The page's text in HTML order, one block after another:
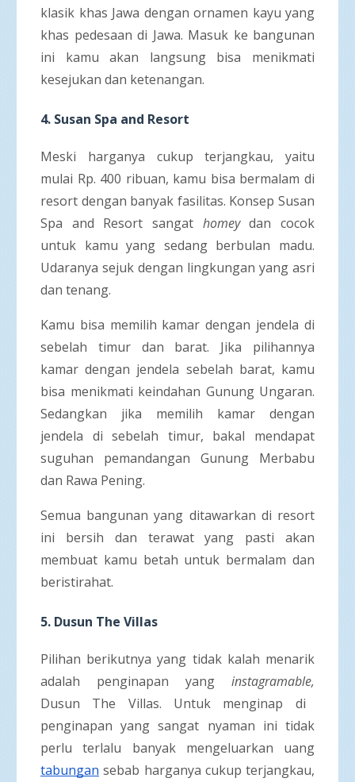
klasik khas Jawa dengan ornamen kayu yang
khas pedesaan di Jawa. Masuk ke bangunan
ini kamu akan langsung bisa menikmati
kesejukan dan ketenangan.
4. Susan Spa and Resort
Meski harganya cukup terjangkau, yaitu
mulai Rp. 400 ribuan, kamu bisa bermalam di
resort dengan banyak fasilitas. Konsep Susan
Spa and Resort sangat homeydan cocok
untuk kamu yang sedang berbulan madu.
Udaranya sejuk dengan lingkungan yang asri
dan tenang.
Kamu bisa memilih kamar dengan jendela di
sebelah timur dan barat. Jika pilihannya
kamar dengan jendela sebelah barat, kamu
bisa menikmati keindahan Gunung Ungaran.
Sedangkan jika memilih kamar dengan
jendela di sebelah timur, bakal mendapat
suguhan pemandangan Gunung Merbabu
dan Rawa Pening.
Semua bangunan yang ditawarkan di resort
ini bersih dan terawat yang pasti akan
membuat kamu betah untuk bermalam dan
beristirahat.
5. Dusun The Villas
Pilihan berikutnya yang tidak kalah menarik
adalah penginapan yang instagramable,
Dusun The Villas. Untuk menginap di
penginapan yang sangat nyaman ini tidak
perlu terlalu banyak mengeluarkan uang
tabungan sebab harganya cukup terjangkau,